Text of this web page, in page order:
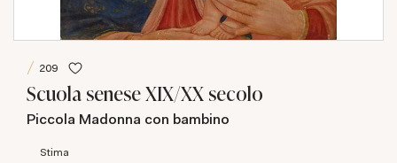
209
Scuola senese XIX/XX secolo
Piccola Madonna con bambino
Stima